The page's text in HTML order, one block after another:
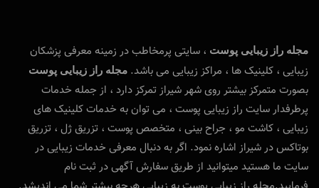
مجله راز زیبایی پوست ، سایتی پرمخاطب در زمینه معرفی پزشکان
زیبایی ، کلینیک ها ، مراکز زیبایی می باشد. مجله راز زیبایی پوست
بصورت متمرکز بیشتر روی شهر شیراز تمرکز دارد ، از جمله خدمات
پرطرفدار سایت راز زیبایی پوست ، می توان به خدمات کلینیک های
زیبایی ، کاشت مو ، جراح بینی ، متخصص پوست ، تزریق ژل ، تزریق
بوتاکس در شیراز اشاره نمود. اگر به دنبال معرفی خدمات زیبایی در
سایت ما هستید میتوانید از طریق سفارش آگهی در ثبت نام